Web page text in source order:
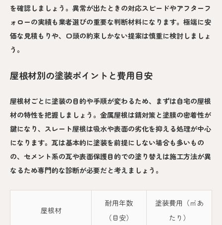
を確認しましょう。異常が出たときの対応スピードやアフターフ
ォローの実績も業者選びの重要な判断材料になります。極端に安
価な見積もりや、口頭の約束しかない提案は慎重に検討しましょ
う。
屋根材別の塗装ポイントと費用目安
屋根材ごとに塗装の目的や手順が変わるため、まずは自宅の屋根
材の特性を把握しましょう。金属屋根は錆対策と塗膜の密着性が
鍵になり、スレート屋根は吸水や表面の劣化を抑える処理が中心
になります。瓦は基本的に塗装を前提にしない場合も多いもの
の、セメント系の瓦や表面保護目的での塗り替えは施工方法が異
なるため専門的な診断が必要だと考えましょう。
屋根材
耐用年数
（目安）
塗装費用（㎡あ
たり）